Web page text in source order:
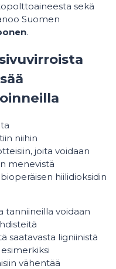
sekä
Suomen
.
niihin
joita voidaan
menevistä
hiilidioksidin
tanniineilla voidaan
saatavasta ligniinistä
vähentää